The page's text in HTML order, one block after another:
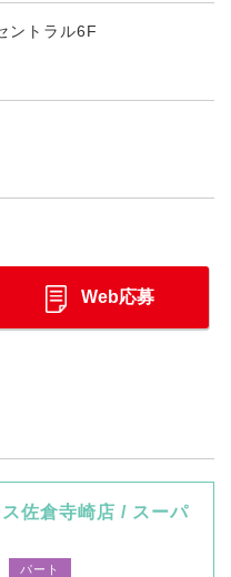
ントラル6F
Web応募
佐倉寺崎店 / スーパ
パート